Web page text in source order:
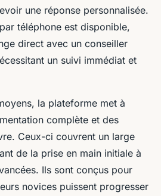
une réponse personnalisée.
téléphone est disponible,
direct avec un conseiller
un suivi immédiat et
la plateforme met à
complète et des
Ceux-ci couvrent un large
de la prise en main initiale à
Ils sont conçus pour
novices puissent progresser